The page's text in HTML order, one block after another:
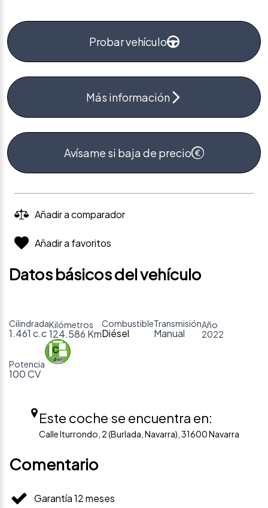
Probar vehículo
Más información
Avísame si baja de precio
Añadir a comparador
Añadir a favoritos
Datos básicos del vehículo
Cilindrada
1.461 c.c
Kilómetros
124.586 Km
Combustible
Diésel
Transmisión
Manual
Año
2022
Potencia
100 CV
Este coche se encuentra en:
Calle Iturrondo, 2 (Burlada, Navarra), 31600 Navarra
Comentario
Garantía 12 meses